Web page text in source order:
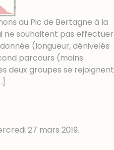
au Pic de Bertagne à la
ne souhaitent pas effectuer
(longueur, dénivelés
parcours (moins
deux groupes se rejoignent
27 mars 2019.